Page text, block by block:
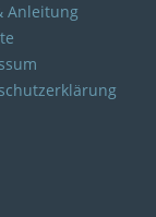
Anleitung